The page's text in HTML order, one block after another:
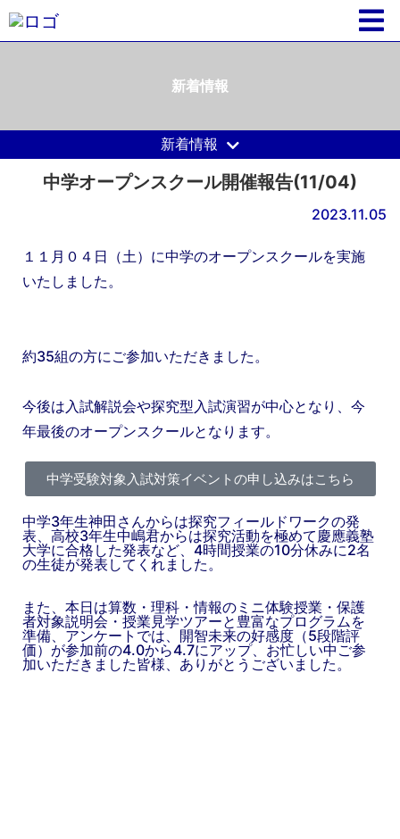
新着情報
新着情報
中学オープンスクール開催報告(11/04)
2023.11.05
１１月０４日（土）に中学のオープンスクールを実施
いたしました。
約35組の方にご参加いただきました。
今後は入試解説会や探究型入試演習が中心となり、今
年最後のオープンスクールとなります。
中学受験対象入試対策イベントの申し込みはこちら
中学3年生神田さんからは探究フィールドワークの発
表、高校3年生中嶋君からは探究活動を極めて慶應義塾
大学に合格した発表など、4時間授業の10分休みに2名
の生徒が発表してくれました。
また、本日は算数・理科・情報のミニ体験授業・保護
者対象説明会・授業見学ツアーと豊富なプログラムを
準備、アンケートでは、開智未来の好感度（5段階評
価）が参加前の4.0から4.7にアップ、お忙しい中ご参
加いただきました皆様、ありがとうございました。